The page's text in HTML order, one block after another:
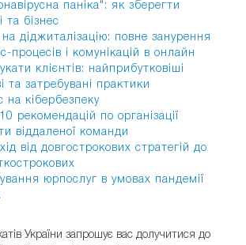
паніка": як зберегти
та бізнес
на діджиталізацію: повне занурення
процесів і комунікацій в онлайн
клієнтів: найприбутковіші
та затребувані практики
на кібербезпеку
рекомендацій по організації
віддаленої команди
від довгострокових стратегій до
юрпослуг в умовах пандемії
України запрошує вас долучитися до